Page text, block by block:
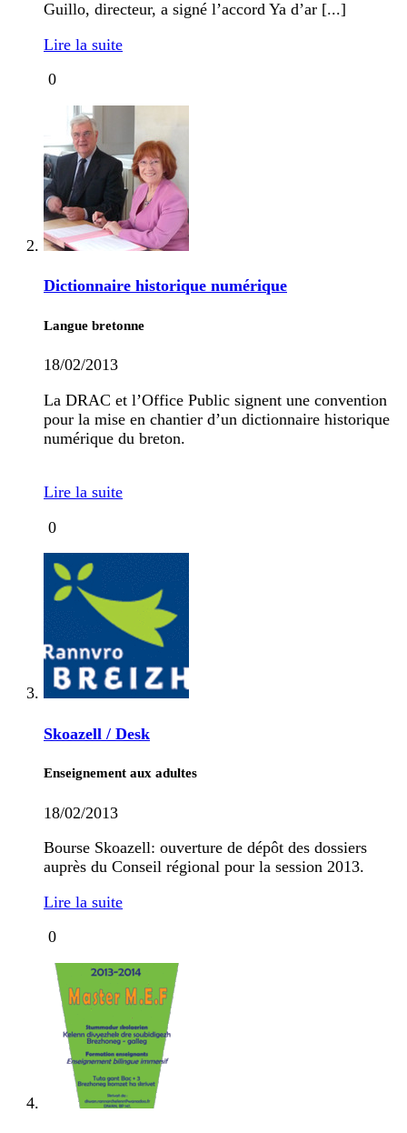
Guillo, directeur, a signé l’accord Ya d’ar [...]
Lire la suite
0
Dictionnaire historique numérique
Langue bretonne
18/02/2013
La DRAC et l’Office Public signent une convention
pour la mise en chantier d’un dictionnaire historique
numérique du breton.
Lire la suite
0
Skoazell / Desk
Enseignement aux adultes
18/02/2013
Bourse Skoazell: ouverture de dépôt des dossiers
auprès du Conseil régional pour la session 2013.
Lire la suite
0